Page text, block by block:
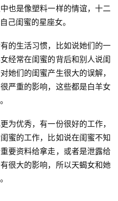
也是像塑料一样的情谊，十二
己闺蜜的星座女。
生活习惯，比如说她们的一
经常在闺蜜的背后和别人说闺
她们的闺蜜产生很大的误解，
严重的影响，这些都是白羊女
优秀，有一份很好的工作，
蜜的工作，比如说在闺蜜不知
要资料给拿走，或者是泄露给
很大的影响，所以天蝎女和她